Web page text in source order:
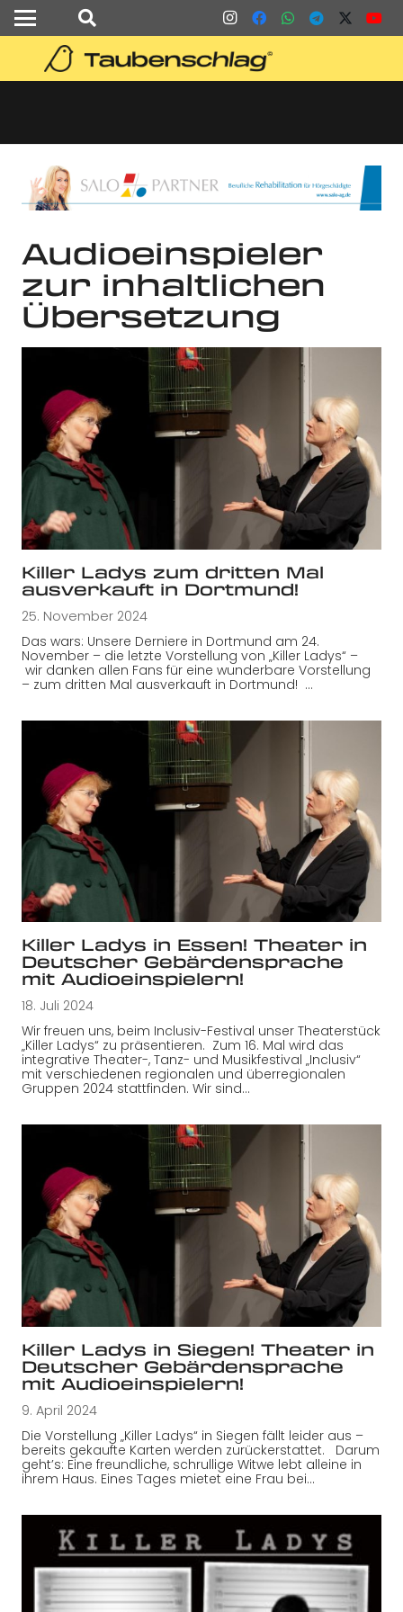
Audioeinspieler
zur inhaltlichen
Übersetzung
Killer Ladys zum dritten Mal
ausverkauft in Dortmund!
25. November 2024
Das wars: Unsere Derniere in Dortmund am 24.
November – die letzte Vorstellung von „Killer Ladys“ –
wir danken allen Fans für eine wunderbare Vorstellung
– zum dritten Mal ausverkauft in Dortmund! …
Killer Ladys in Essen! Theater in
Deutscher Gebärdensprache
mit Audioeinspielern!
18. Juli 2024
Wir freuen uns, beim Inclusiv-Festival unser Theaterstück
„Killer Ladys“ zu präsentieren. Zum 16. Mal wird das
integrative Theater-, Tanz- und Musikfestival „Inclusiv“
mit verschiedenen regionalen und überregionalen
Gruppen 2024 stattfinden. Wir sind…
Killer Ladys in Siegen! Theater in
Deutscher Gebärdensprache
mit Audioeinspielern!
9. April 2024
Die Vorstellung „Killer Ladys“ in Siegen fällt leider aus –
bereits gekaufte Karten werden zurückerstattet. Darum
geht’s: Eine freundliche, schrullige Witwe lebt alleine in
ihrem Haus. Eines Tages mietet eine Frau bei…